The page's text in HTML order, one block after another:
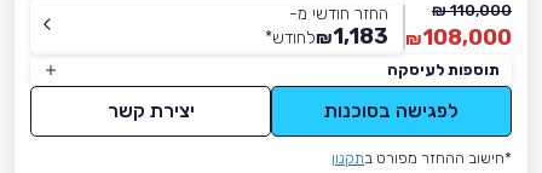
110,000 ₪
108,000
₪
החזר חודשי מ-
1,183
₪לחודש*
תוספות לעיסקה
לפגישה בסוכנות יצירת קשר
*חישוב ההחזר מפורט בתקנון